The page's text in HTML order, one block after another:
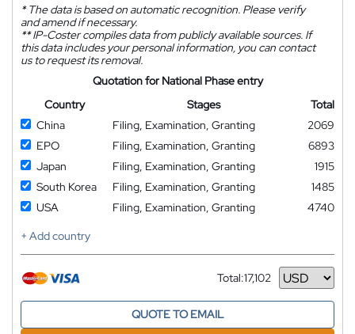
*The data is based on automatic recognition. Please verify
and amend if necessary.
**IP-Coster compiles data from publicly available sources. If
this data includes your personal information, you can contact
us to request its removal.
Quotation for National Phase entry
Country
Stages
Total
China
Filing, Examination, Granting
2069
EPO
Filing, Examination, Granting
6893
Japan
Filing, Examination, Granting
1915
South Korea
Filing, Examination, Granting
1485
USA
Filing, Examination, Granting
4740
+ Add country
Total:17,102
Currency
QUOTE TO EMAIL